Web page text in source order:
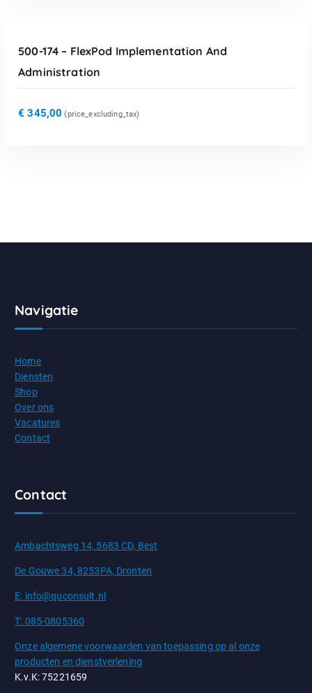
500-174 – FlexPod Implementation And
Administration
€ 345,00 {price_excluding_tax)
Navigatie
Home
Diensten
Shop
Over ons
Vacatures
Contact
Contact
Ambachtsweg 14, 5683 CD, Best
De Gouwe 34, 8253PA, Dronten
E: info@quconsult.nl
T: 085-0805360
Onze algemene voorwaarden van toepassing op al onze
producten en dienstverlening
K.v.K: 75221659